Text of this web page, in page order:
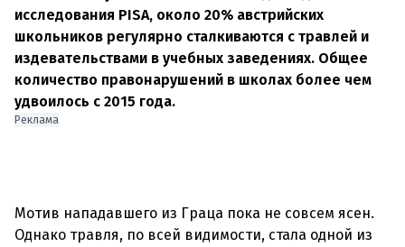
исследования PISA, около 20% австрийских
школьников регулярно сталкиваются с травлей и
издевательствами в учебных заведениях. Общее
количество правонарушений в школах более чем
удвоилось с 2015 года.
Реклама
Мотив нападавшего из Граца пока не совсем ясен.
Однако травля, по всей видимости, стала одной из